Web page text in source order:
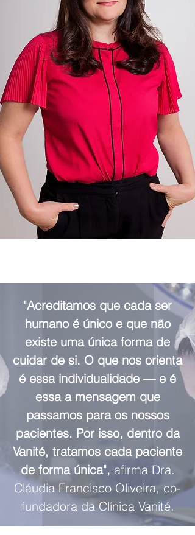
"Acreditamos que cada ser
humano é único e que não
existe uma única forma de
cuidar de si. O que nos orienta
é essa individualidade — e é
essa a mensagem que
passamos para os nossos
pacientes. Por isso, dentro da
Vanité, tratamos cada paciente
de forma única", afirma Dra.
Cláudia Francisco Oliveira, co-
fundadora da Clínica Vanité.